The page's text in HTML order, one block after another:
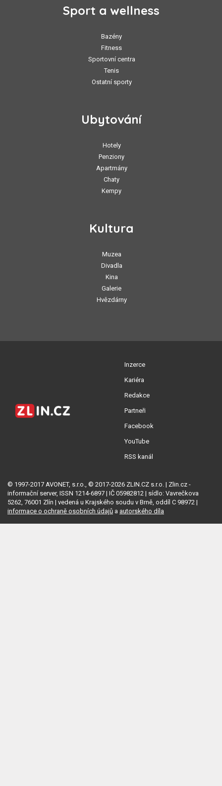
Sport a wellness
Bazény
Fitness
Sportovní centra
Tenis
Ostatní sporty
Ubytování
Hotely
Penziony
Apartmány
Chaty
Kempy
Kultura
Muzea
Divadla
Kina
Galerie
Hvězdárny
Inzerce
Kariéra
Redakce
Partneři
Facebook
YouTube
RSS kanál
© 1997-2017 AVONET, s.r.o., © 2017-2026 ZLIN.CZ s.r.o. | Zlin.cz -
informační server, ISSN 1214-6897 | IČ 05982812 | sídlo: Vavrečkova
5262, 76001 Zlín | vedená u Krajského soudu v Brně, oddíl C 98972 |
informace o ochraně osobních údajů a autorského díla